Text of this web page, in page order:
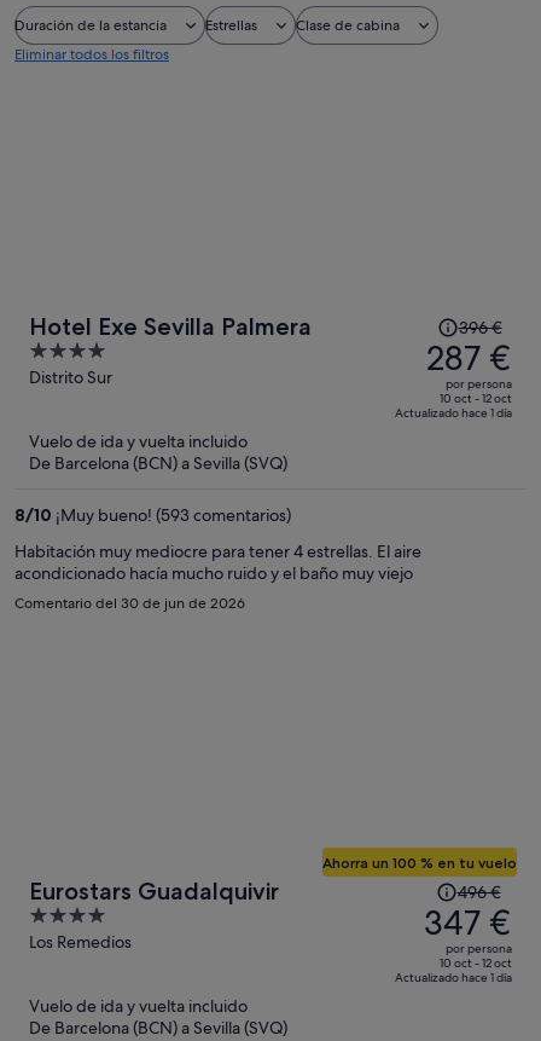
Duración de la estancia Estrellas
Clase de cabina
Eliminar todos los filtros
Hotel Exe Sevilla Palmera
4
out
5
Distrito Sur
El
precio
era
de
396 €,
396 €
287 €
por persona
10 oct - 12 oct
Actualizado hace 1 día
Vuelo de ida y vuelta incluido
De Barcelona (BCN) a Sevilla (SVQ)
8/10 ¡Muy bueno! (593 comentarios)
Habitación muy mediocre para tener 4 estrellas. El aire
acondicionado hacía mucho ruido y el baño muy viejo
Comentario del 30 de jun de 2026
Eurostars Guadalquivir
4
out
Los Remedios
Ahorra un 100 % en tu vuelo
El
precio
era
de
496 €,
496 €
347 €
por persona
10 oct - 12 oct
Actualizado hace 1 día
Vuelo de ida y vuelta incluido
De Barcelona (BCN) a Sevilla (SVQ)